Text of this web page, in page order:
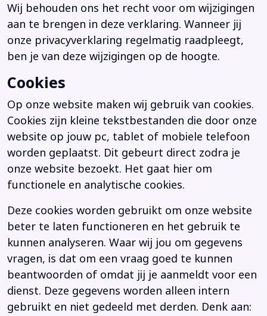
Wij behouden ons het recht voor om wijzigingen
aan te brengen in deze verklaring. Wanneer jij
onze privacyverklaring regelmatig raadpleegt,
ben je van deze wijzigingen op de hoogte.
Cookies
Op onze website maken wij gebruik van cookies.
Cookies zijn kleine tekstbestanden die door onze
website op jouw pc, tablet of mobiele telefoon
worden geplaatst. Dit gebeurt direct zodra je
onze website bezoekt. Het gaat hier om
functionele en analytische cookies.
Deze cookies worden gebruikt om onze website
beter te laten functioneren en het gebruik te
kunnen analyseren. Waar wij jou om gegevens
vragen, is dat om een vraag goed te kunnen
beantwoorden of omdat jij je aanmeldt voor een
dienst. Deze gegevens worden alleen intern
gebruikt en niet gedeeld met derden. Denk aan: